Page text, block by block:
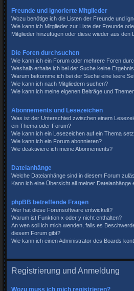
Freunde und ignorierte Mitglieder
Wozu benötige ich die Listen der Freunde und
Wie kann ich Mitglieder zur Liste der Freunde
Mitglieder hinzufügen oder diese wieder aus den
Die Foren durchsuchen
Wie kann ich ein Forum oder mehrere Foren
Weshalb erhalte ich bei der Suche keine
Warum bekomme ich bei der Suche eine leere
Wie kann ich nach Mitgliedern suchen?
Wie kann ich meine eigenen Beiträge und
Abonnements und Lesezeichen
Was ist der Unterschied zwischen einem
ein Thema oder Forum?
Wie kann ich ein Lesezeichen auf ein Thema
Wie kann ich ein Forum abonnieren?
Wie deaktiviere ich meine Abonnements?
Dateianhänge
Welche Dateianhänge sind in diesem Forum
Kann ich eine Übersicht all meiner Dateianhänge
phpBB betreffende Fragen
Wer hat diese Forensoftware entwickelt?
Warum ist Funktion x oder y nicht enthalten?
An wen soll ich mich wenden, falls es
diesem Forum gibt?
Wie kann ich einen Administrator des Boards
Registrierung und Anmeldung
Wozu muss ich mich registrieren?